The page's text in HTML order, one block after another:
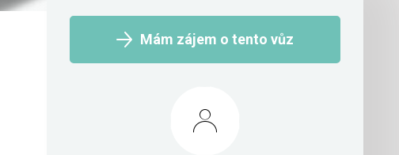
Mám zájem o tento vůz